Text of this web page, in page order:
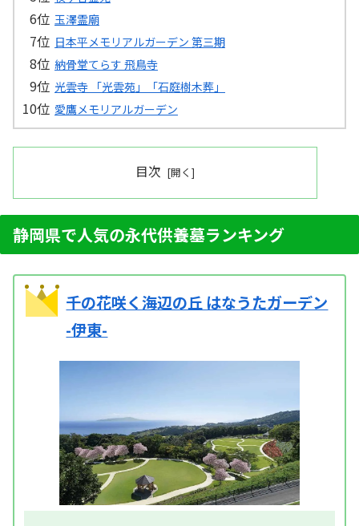
玉澤霊廟
日本平メモリアルガーデン 第三期
納骨堂てらす 飛鳥寺
光雲寺 「光雲苑」「石庭樹木葬」
愛鷹メモリアルガーデン
目次
静岡県で人気の永代供養墓ランキング
千の花咲く海辺の丘 はなうたガーデン
-伊東-